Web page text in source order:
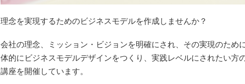
理念を実現するためのビジネスモデルを作成しませんか？
会社の理念、ミッション・ビジョンを明確にされ、その実現のため
体的にビジネスモデルデザインをつくり、実践レベルにされたい方
講座を開催しています。